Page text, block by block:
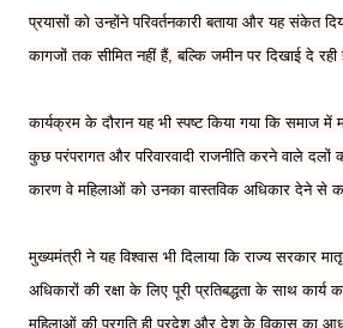
प्रयासों को उन्होंने परिवर्तनकारी बताया और यह संकेत
कागजों तक सीमित नहीं हैं, बल्कि जमीन पर दिखाई दे रही
कार्यक्रम के दौरान यह भी स्पष्ट किया गया कि समाज में
कुछ परंपरागत और परिवारवादी राजनीति करने वाले
कारण वे महिलाओं को उनका वास्तविक अधिकार देने से
मुख्यमंत्री ने यह विश्वास भी दिलाया कि राज्य सरकार
अधिकारों की रक्षा के लिए पूरी प्रतिबद्धता के साथ कार्य
महिलाओं की प्रगति ही प्रदेश और देश के विकास का